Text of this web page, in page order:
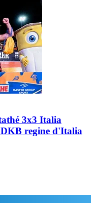
3x3 Italia
regine d'Italia